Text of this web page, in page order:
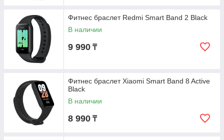
Фитнес браслет Redmi Smart Band 2 Black
В наличии
9 990 ₸
Фитнес браслет Xiaomi Smart Band 8 Active
Black
В наличии
8 990 ₸